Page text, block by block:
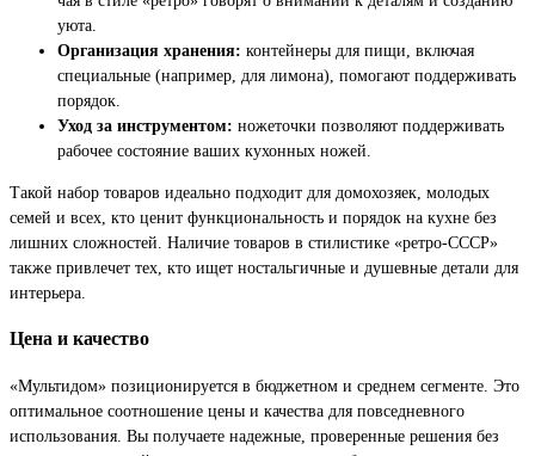
уюта.
Организация хранения: контейнеры для пищи, включая
специальные (например, для лимона), помогают поддерживать
порядок.
Уход за инструментом: ножеточки позволяют поддерживать
рабочее состояние ваших кухонных ножей.
Такой набор товаров идеально подходит для домохозяек, молодых
семей и всех, кто ценит функциональность и порядок на кухне без
лишних сложностей. Наличие товаров в стилистике «ретро-СССР»
также привлечет тех, кто ищет ностальгичные и душевные детали для
интерьера.
Цена и качество
«Мультидом» позиционируется в бюджетном и среднем сегменте. Это
оптимальное соотношение цены и качества для повседневного
использования. Вы получаете надежные, проверенные решения без